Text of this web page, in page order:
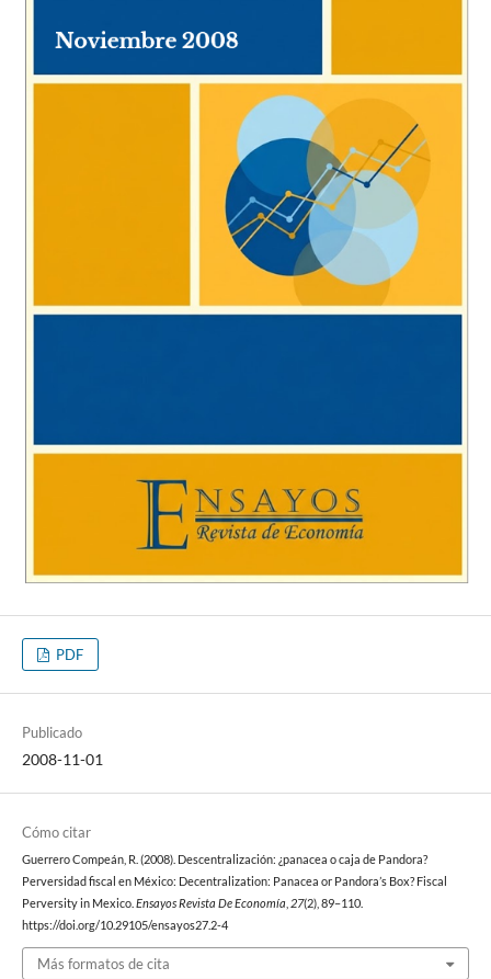
PDF
Publicado
2008-11-01
Cómo citar
Guerrero Compeán, R. (2008). Descentralización: ¿panacea o caja de Pandora?
Perversidad fiscal en México: Decentralization: Panacea or Pandora’s Box? Fiscal
Perversity in Mexico. Ensayos Revista De Economía 27(2), 89–110.
https://doi.org/10.29105/ensayos27.2-4
Más formatos de cita